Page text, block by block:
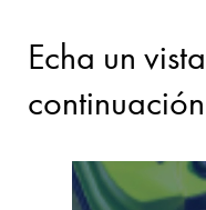
Echa un